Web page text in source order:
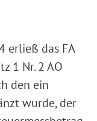
erließ das FA
1 Nr. 2 AO
den ein
wurde, der